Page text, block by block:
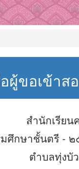
ผู้ขอเข้า
สำนักเรีย
ศึกษาชั้นตรี - ๒
ตำบลทุ่งบั